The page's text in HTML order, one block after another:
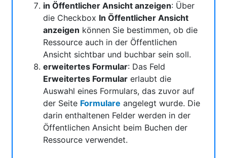
in Öffentlicher Ansicht anzeigen: Über
die Checkbox In Öffentlicher Ansicht
anzeigen können Sie bestimmen, ob die
Ressource auch in der Öffentlichen
Ansicht sichtbar und buchbar sein soll.
erweitertes Formular: Das Feld
Erweitertes Formular erlaubt die
Auswahl eines Formulars, das zuvor auf
der Seite Formulare angelegt wurde. Die
darin enthaltenen Felder werden in der
Öffentlichen Ansicht beim Buchen der
Ressource verwendet.